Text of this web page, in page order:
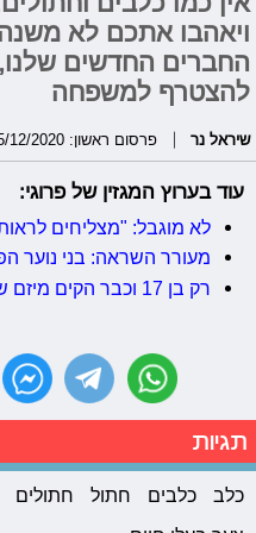
ויאהבו אתכם לא
החברים החדשים
להצטרף למשפחה
שיראל נר פרסום ראשון: 05/12/2020, 10:00
עוד בערוץ המגזין של פרוגי:
לא מוגבל: "מצליחים
מעורר השראה: בני נוער
רק בן 17 וכבר הקים מיזם שעזר להציל חיים
תגיות
כלב כלבים חתול חתולים